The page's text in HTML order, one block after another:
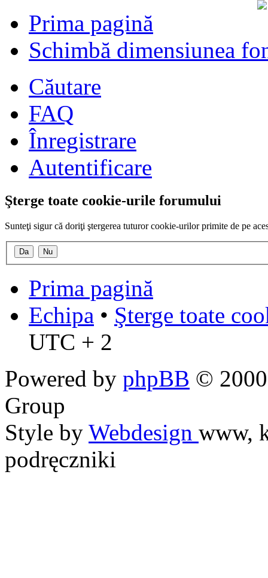
Prima pagină
Schimbă dimensiunea
Căutare
FAQ
Înregistrare
Autentificare
Şterge toate cookie-urile forumului
Sunteţi sigur că doriţi ştergerea tuturor cookie-urilor primite de pe
Prima pagină
Echipa • Şterge toate
UTC + 2
Powered by phpBB ©
Group
Style by Webdesign www,
podręczniki